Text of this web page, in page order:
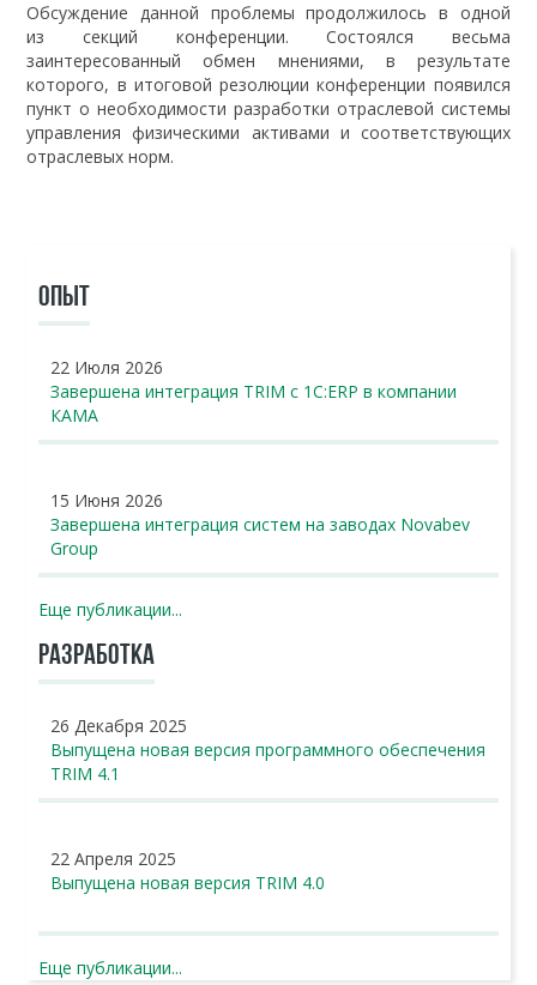
Обсуждение данной проблемы продолжилось в одной
из секций конференции. Состоялся весьма
заинтересованный обмен мнениями, в результате
которого, в итоговой резолюции конференции появился
пункт о необходимости разработки отраслевой системы
управления физическими активами и соответствующих
отраслевых норм.
ОПЫТ
22 Июля 2026
Завершена интеграция TRIM с 1С:ERP в компании
КАМА
15 Июня 2026
Завершена интеграция систем на заводах Novabev
Group
Еще публикации...
РАЗРАБОТКА
26 Декабря 2025
Выпущена новая версия программного обеспечения
TRIM 4.1
22 Апреля 2025
Выпущена новая версия TRIM 4.0
Еще публикации...